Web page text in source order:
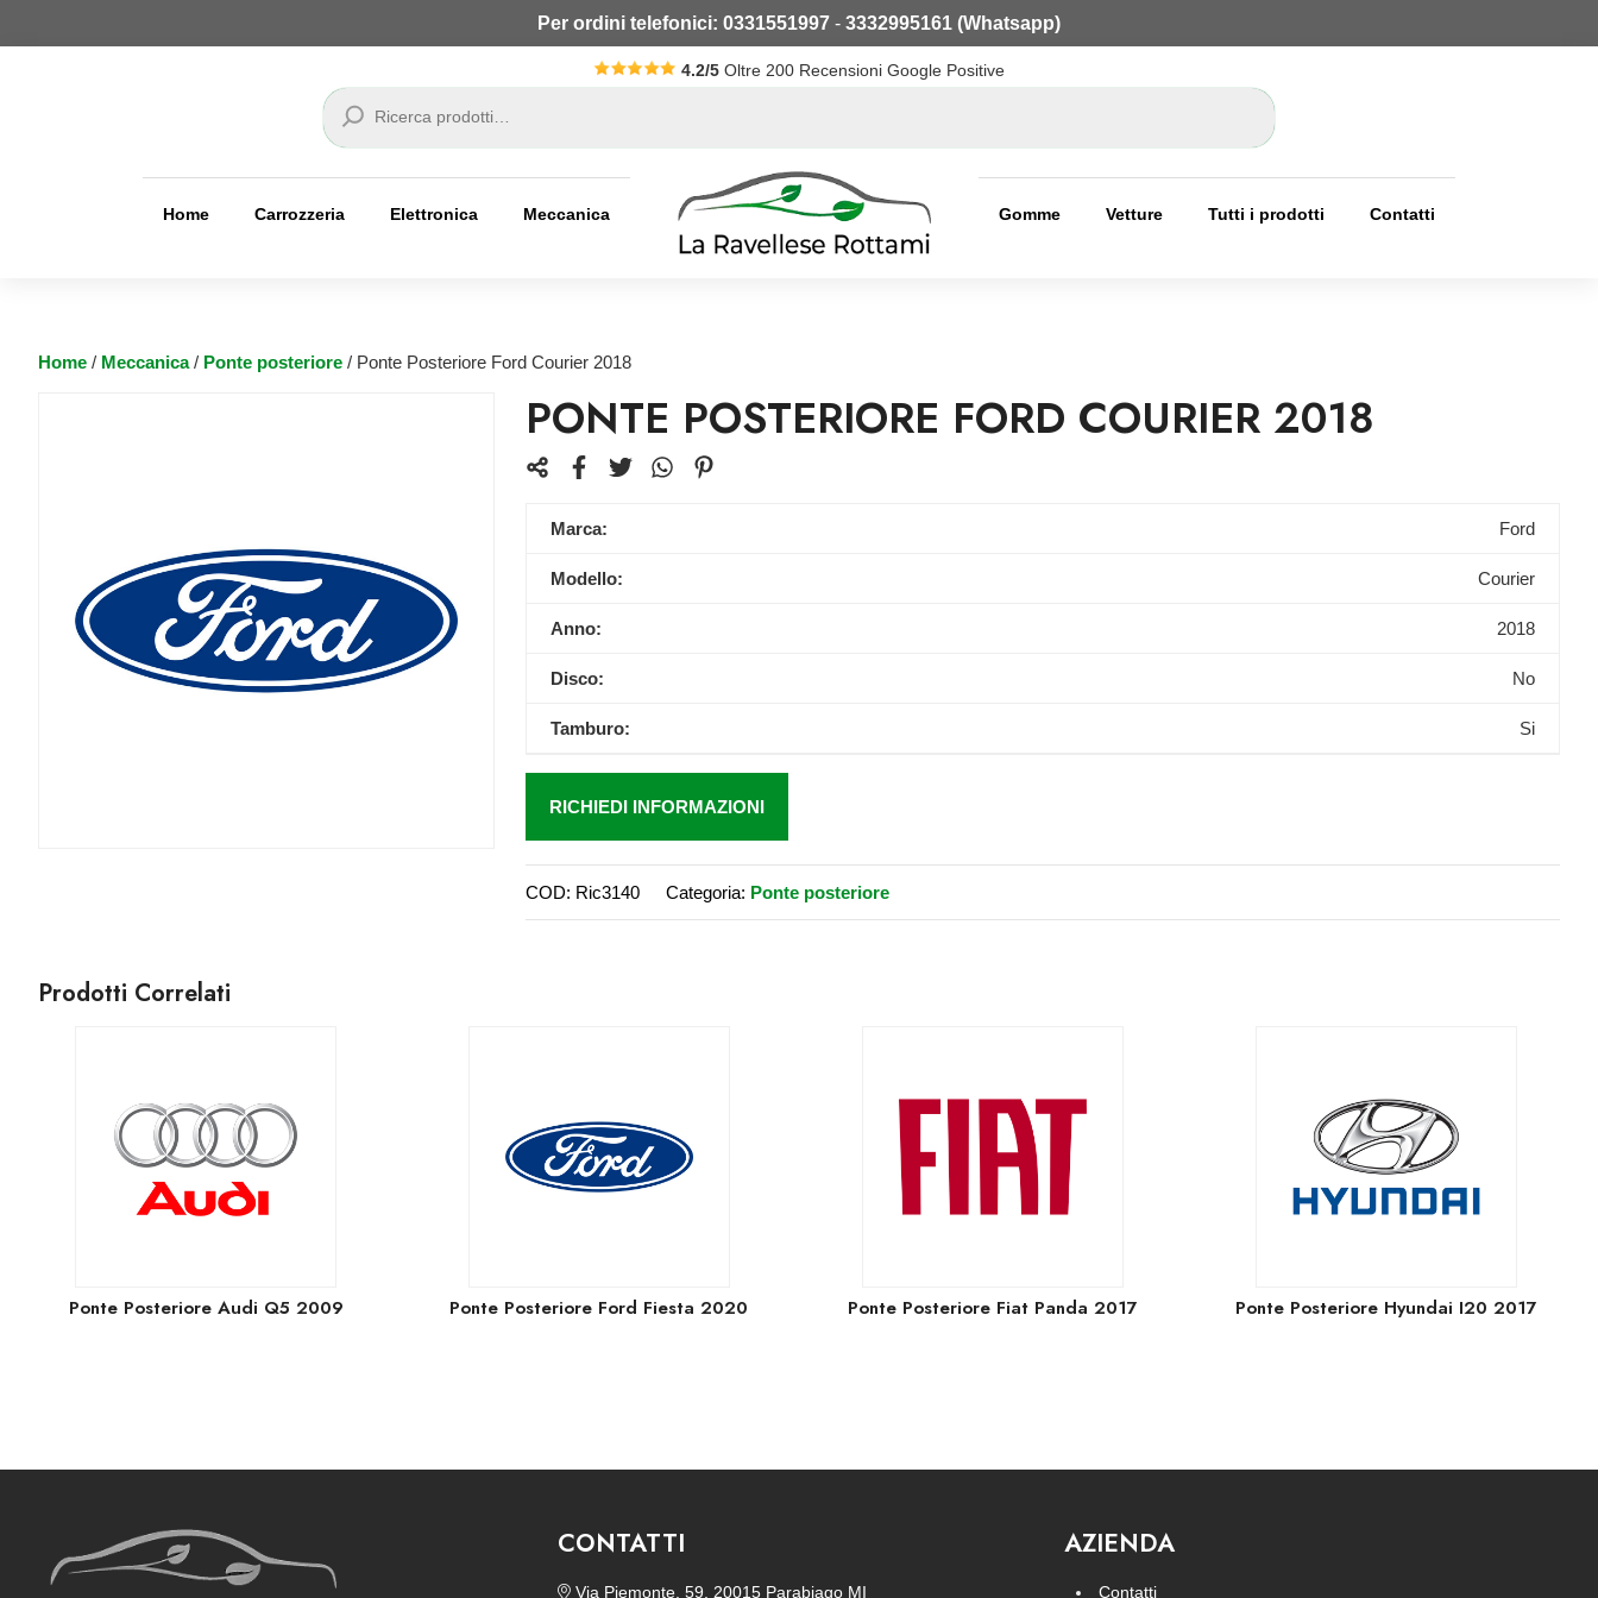
Per ordini telefonici: 0331551997 - 3332995161 (Whatsapp)
4.2/5 Oltre 200 Recensioni Google Positive
Cerca
Home Carrozzeria Elettronica Meccanica Gomme Vetture Tutti i prodotti Contatti
Home / Meccanica/ Ponte posteriore / Ponte Posteriore Ford Courier 2018
PONTE POSTERIORE FORD COURIER 2018
Marca: Ford
Modello: Courier
Anno: 2018
Disco: No
Tamburo: Si
RICHIEDI INFORMAZIONI
COD: Ric3140 Categoria: Ponte posteriore
Prodotti Correlati
Ponte Posteriore Audi Q5 2009 Ponte Posteriore Ford Fiesta 2020 Ponte Posteriore Fiat Panda 2017 Ponte Posteriore Hyundai I20 2017
CONTATTI
Via Piemonte, 59, 20015 Parabiago MI
AZIENDA
Contatti